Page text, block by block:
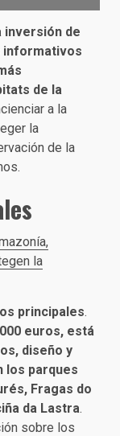
inversión de
informativos
de la
a la
la
de la
la
principales.
euros, está
diseño y
los parques
Fragas do
da Lastra.
sobre los